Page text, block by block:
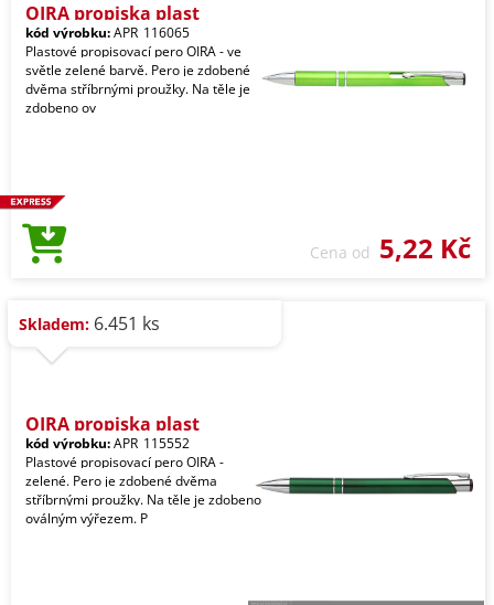
OIRA propiska plast
kód výrobku:APR_116065
Plastové propisovací pero OIRA - ve
světle zelené barvě. Pero je zdobené
dvěma stříbrnými proužky. Na těle je
zdobeno ov
Cena od 5,22 Kč
Skladem: 6.451 ks
OIRA propiska plast
kód výrobku:APR_115552
Plastové propisovací pero OIRA -
zelené. Pero je zdobené dvěma
stříbrnými proužky. Na těle je zdobeno
oválným výřezem. P